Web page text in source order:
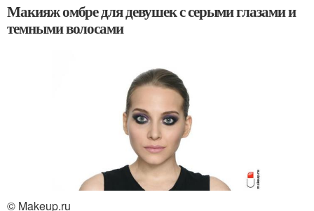
Макияж омбре для девушек с серыми глазами и
темными волосами
© Makeup.ru